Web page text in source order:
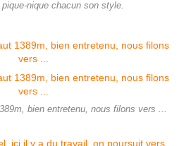
nique chacun son style.
bien entretenu, nous filons vers ...